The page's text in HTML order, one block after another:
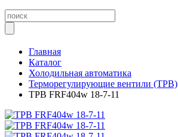
Главная
Каталог
Холодильная автоматика
Терморегулирующие вентили (ТРВ)
ТРВ FRF404w 18-7-11